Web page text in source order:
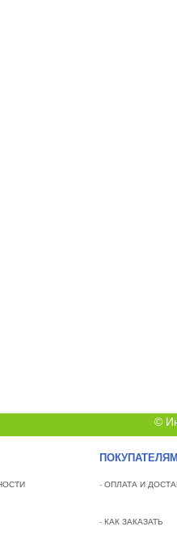
©
ПОКУПАТЕЛЯМ
- ОПЛАТА И
- КАК ЗАКАЗАТЬ